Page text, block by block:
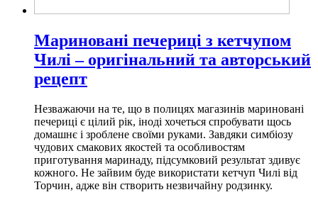
Мариновані печериці з кетчупом
Чилі – оригінальний та авторський
рецепт
Незважаючи на те, що в полицях магазинів мариновані
печериці є цілий рік, іноді хочеться спробувати щось
домашнє і зроблене своїми руками. Завдяки симбіозу
чудових смакових якостей та особливостям
приготування маринаду, підсумковий результат здивує
кожного. Не зайвим буде використати кетчуп Чилі від
Торчин, адже він створить незвичайну родзинку.